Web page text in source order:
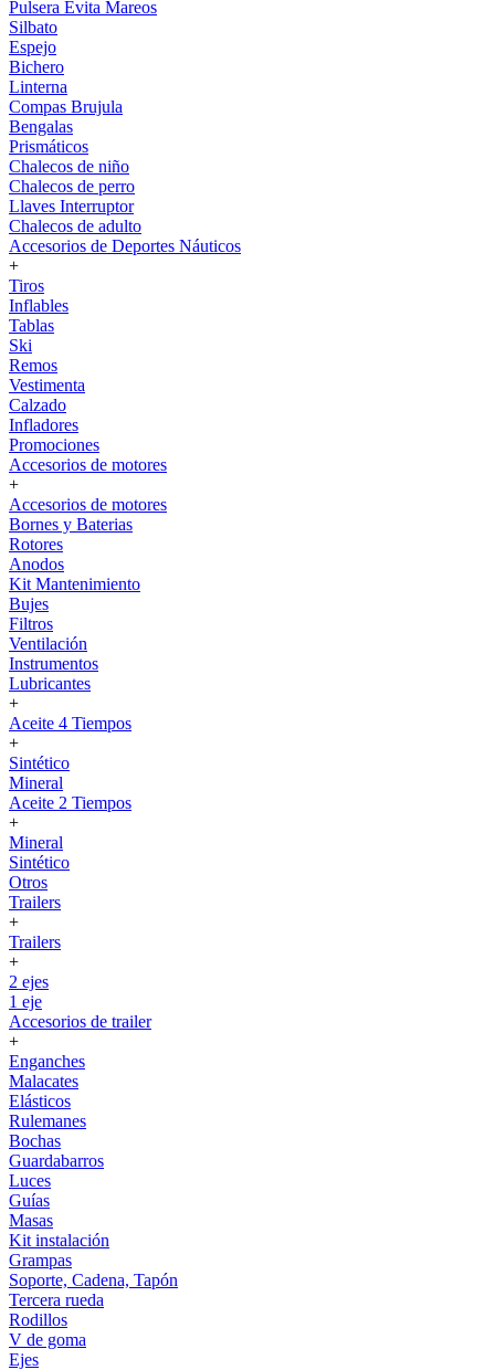
Pulsera Evita Mareos
Silbato
Espejo
Bichero
Linterna
Compas Brujula
Bengalas
Prismáticos
Chalecos de niño
Chalecos de perro
Llaves Interruptor
Chalecos de adulto
Accesorios de Deportes Náuticos
+
Tiros
Inflables
Tablas
Ski
Remos
Vestimenta
Calzado
Infladores
Promociones
Accesorios de motores
+
Accesorios de motores
Bornes y Baterias
Rotores
Anodos
Kit Mantenimiento
Bujes
Filtros
Ventilación
Instrumentos
Lubricantes
+
Aceite 4 Tiempos
+
Sintético
Mineral
Aceite 2 Tiempos
+
Mineral
Sintético
Otros
Trailers
+
Trailers
+
2 ejes
1 eje
Accesorios de trailer
+
Enganches
Malacates
Elásticos
Rulemanes
Bochas
Guardabarros
Luces
Guías
Masas
Kit instalación
Grampas
Soporte, Cadena, Tapón
Tercera rueda
Rodillos
V de goma
Ejes